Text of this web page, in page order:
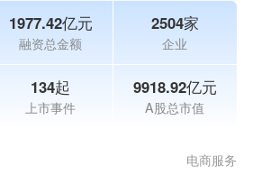
1977.42亿元
融资总金额
2504家
企业
134起
上市事件
9918.92亿元
A股总市值
电商服务